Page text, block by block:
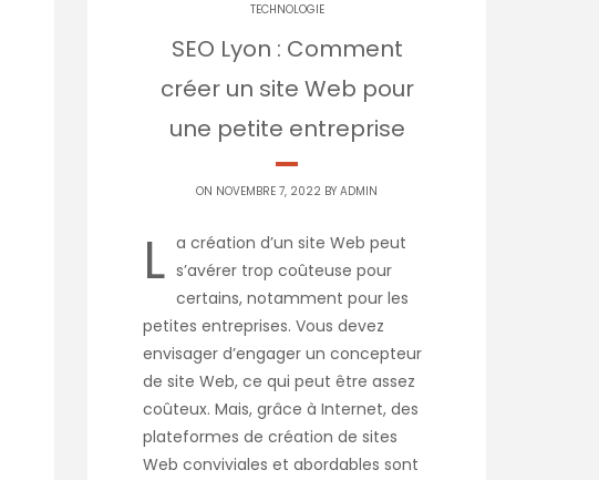
TECHNOLOGIE
SEO Lyon : Comment
créer un site Web pour
une petite entreprise
ON NOVEMBRE 7, 2022 BY ADMIN
L a création d’un site Web peut
s’avérer trop coûteuse pour
certains, notamment pour les
petites entreprises. Vous devez
envisager d’engager un concepteur
de site Web, ce qui peut être assez
coûteux. Mais, grâce à Internet, des
plateformes de création de sites
Web conviviales et abordables sont